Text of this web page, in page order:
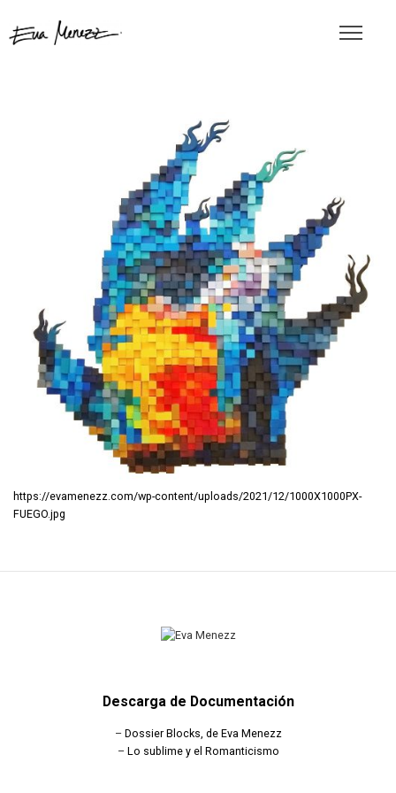
https://evamenezz.com/wp-content/uploads/2021/12/1000X1000PX-
FUEGO.jpg
Descarga de Documentación
– Dossier Blocks, de Eva Menezz
– Lo sublime y el Romanticismo